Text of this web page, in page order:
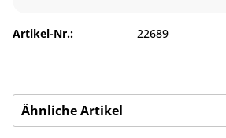
Artikel-Nr.: 22689
Ähnliche Artikel